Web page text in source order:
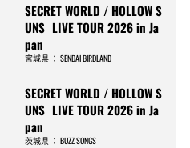
SECRET WORLD / HOLLOW S
UNS LIVE TOUR 2026 in Ja
pan
宮城県 ：SENDAI BIRDLAND
SECRET WORLD / HOLLOW S
UNS LIVE TOUR 2026 in Ja
pan
茨城県 ：BUZZ SONGS